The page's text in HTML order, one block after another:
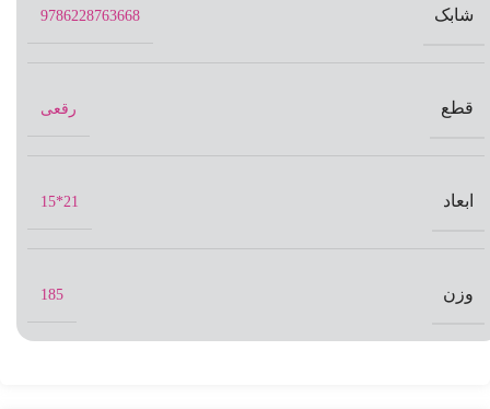
شابک 9786228763668
قطع رقعی
ابعاد 21*15
وزن 185